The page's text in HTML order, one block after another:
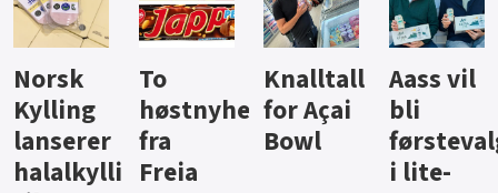
Knalltall
for Açai
Bowl
Aass vil
bli
førstevalg
i lite-
Brus og
jus fra
Berentsen
Hard
iste fra
Hansa